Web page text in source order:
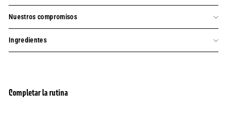
Nuestros compromisos
Ingredientes
Completar la rutina